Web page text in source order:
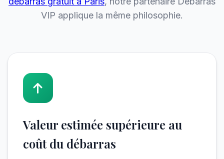
VIP applique la même philosophie.
Valeur estimée supérieure au
coût du débarras